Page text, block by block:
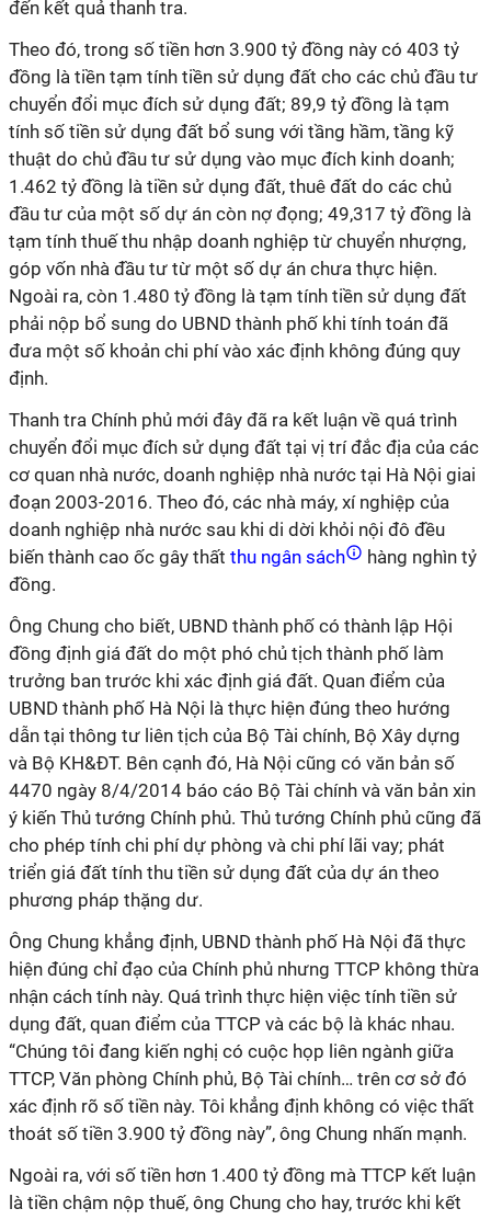
đến kết quả thanh tra.
Theo đó, trong số tiền hơn 3.900 tỷ đồng này có 403 tỷ
đồng là tiền tạm tính tiền sử dụng đất cho các chủ đầu tư
chuyển đổi mục đích sử dụng đất; 89,9 tỷ đồng là tạm
tính số tiền sử dụng đất bổ sung với tầng hầm, tầng kỹ
thuật do chủ đầu tư sử dụng vào mục đích kinh doanh;
1.462 tỷ đồng là tiền sử dụng đất, thuê đất do các chủ
đầu tư của một số dự án còn nợ đọng; 49,317 tỷ đồng là
tạm tính thuế thu nhập doanh nghiệp từ chuyển nhượng,
góp vốn nhà đầu tư từ một số dự án chưa thực hiện.
Ngoài ra, còn 1.480 tỷ đồng là tạm tính tiền sử dụng đất
phải nộp bổ sung do UBND thành phố khi tính toán đã
đưa một số khoản chi phí vào xác định không đúng quy
định.
Thanh tra Chính phủ mới đây đã ra kết luận về quá trình
chuyển đổi mục đích sử dụng đất tại vị trí đắc địa của các
cơ quan nhà nước, doanh nghiệp nhà nước tại Hà Nội giai
đoạn 2003-2016. Theo đó, các nhà máy, xí nghiệp của
doanh nghiệp nhà nước sau khi di dời khỏi nội đô đều
biến thành cao ốc gây thất thu ngân sách
hàng nghìn tỷ
đồng.
Ông Chung cho biết, UBND thành phố có thành lập Hội
đồng định giá đất do một phó chủ tịch thành phố làm
trưởng ban trước khi xác định giá đất. Quan điểm của
UBND thành phố Hà Nội là thực hiện đúng theo hướng
dẫn tại thông tư liên tịch của Bộ Tài chính, Bộ Xây dựng
và Bộ KH&ĐT. Bên cạnh đó, Hà Nội cũng có văn bản số
4470 ngày 8/4/2014 báo cáo Bộ Tài chính và văn bản xin
ý kiến Thủ tướng Chính phủ. Thủ tướng Chính phủ cũng đã
cho phép tính chi phí dự phòng và chi phí lãi vay; phát
triển giá đất tính thu tiền sử dụng đất của dự án theo
phương pháp thặng dư.
Ông Chung khẳng định, UBND thành phố Hà Nội đã thực
hiện đúng chỉ đạo của Chính phủ nhưng TTCP không thừa
nhận cách tính này. Quá trình thực hiện việc tính tiền sử
dụng đất, quan điểm của TTCP và các bộ là khác nhau.
“Chúng tôi đang kiến nghị có cuộc họp liên ngành giữa
TTCP, Văn phòng Chính phủ, Bộ Tài chính… trên cơ sở đó
xác định rõ số tiền này. Tôi khẳng định không có việc thất
thoát số tiền 3.900 tỷ đồng này”, ông Chung nhấn mạnh.
Ngoài ra, với số tiền hơn 1.400 tỷ đồng mà TTCP kết luận
là tiền chậm nộp thuế, ông Chung cho hay, trước khi kết